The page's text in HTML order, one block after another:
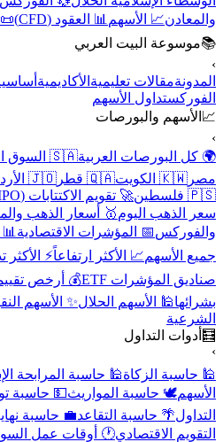
والمعادن📈 الأسهم📊 العقود (CFD)
📜
📚موسوعة البيت العربي
المدونةمقالات تعليميةالأكاديمية
الفوركستداول الأسهم
📈الأسهم والبورصات
🌍 كل البورصات العربية🇸🇦 السوق السعودية
مصر 🇰🇼 الكويت 🇶🇦 قطر 🇯🇴 الأردن
🇵🇸 فلسطين
🚀 تقويم الاكتتابات (IPO)
سعر الذهب اليوم🥇 أسعار الذهب
والفوركس 📅 المؤشرات الاقتصادية📊
جميع الأسهم📈 الأكثر ارتفاعاً⚡ الأكثر
صناديق المؤشرات ETF
💰 أرخص
بشرائها🕌 الأسهم الحلال ✨ الأسهم
الشرعية
🧮أدوات التداول
🕌 حاسبة الزكاة🕌 حاسبة المرابحة
الأسهم🕊️ حاسبة المواريث💵 حاسبة
التداول 🌴 حاسبة التقاعد💼 حاسبة
التقويم الاقتصادي🕐 أوقات عمل